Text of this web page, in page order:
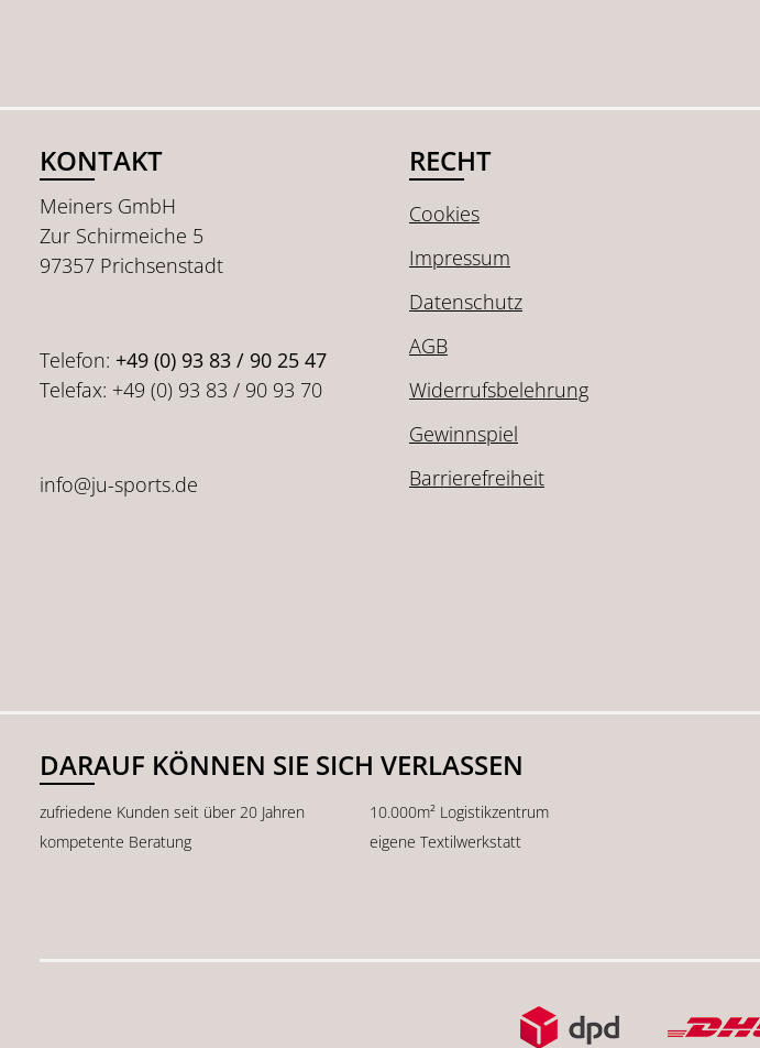
KONTAKT
Meiners GmbH
Zur Schirmeiche 5
97357 Prichsenstadt
Telefon: +49 (0) 93 83 / 90 25 47
Telefax: +49 (0) 93 83 / 90 93 70
info@ju-sports.de
RECHT
Cookies
Impressum
Datenschutz
AGB
Widerrufsbelehrung
Gewinnspiel
Barrierefreiheit
DARAUF KÖNNEN SIE SICH VERLASSEN
zufriedene Kunden seit über 20 Jahren
10.000m² Logistikzentrum
kompetente Beratung
eigene Textilwerkstatt